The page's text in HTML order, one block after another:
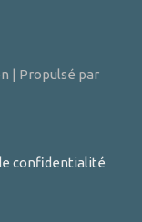
| Propulsé par
confidentialité